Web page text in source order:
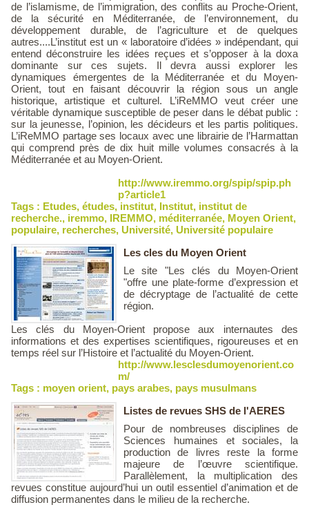
de l’islamisme, de l’immigration, des conflits au Proche-Orient,
de la sécurité en Méditerranée, de l’environnement, du
développement durable, de l’agriculture et de quelques
autres....L’institut est un « laboratoire d’idées » indépendant, qui
entend déconstruire les idées reçues et s’opposer à la doxa
dominante sur ces sujets. Il devra aussi explorer les
dynamiques émergentes de la Méditerranée et du Moyen-
Orient, tout en faisant découvrir la région sous un angle
historique, artistique et culturel. L’iReMMO veut créer une
véritable dynamique susceptible de peser dans le débat public :
sur la jeunesse, l’opinion, les décideurs et les partis politiques.
L’iReMMO partage ses locaux avec une librairie de l’Harmattan
qui comprend près de dix huit mille volumes consacrés à la
Méditerranée et au Moyen-Orient.
http://www.iremmo.org/spip/spip.ph
p?article1
Tags : Etudes, études, institut, Institut, institut de
recherche., iremmo, IREMMO, méditerranée, Moyen Orient,
populaire, recherches, Université, Université populaire
Les cles du Moyen Orient
Le site "Les clés du Moyen-Orient
"offre une plate-forme d’expression et
de décryptage de l’actualité de cette
région.
Les clés du Moyen-Orient propose aux internautes des
informations et des expertises scientifiques, rigoureuses et en
temps réel sur l’Histoire et l’actualité du Moyen-Orient.
http://www.lesclesdumoyenorient.co
m/
Tags : moyen orient, pays arabes, pays musulmans
Listes de revues SHS de l'AERES
Pour de nombreuses disciplines de
Sciences humaines et sociales, la
production de livres reste la forme
majeure de l’œuvre scientifique.
Parallèlement, la multiplication des
revues constitue aujourd’hui un outil essentiel d’animation et de
diffusion permanentes dans le milieu de la recherche.